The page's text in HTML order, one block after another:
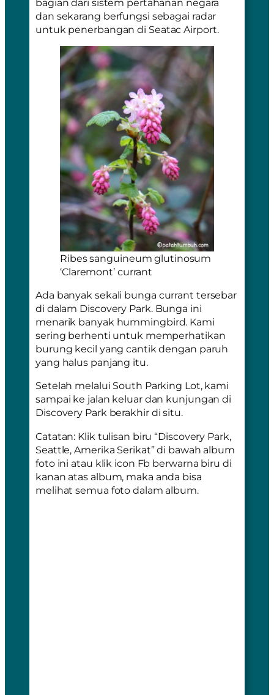
dan sekarang berfungsi sebagai radar
untuk penerbangan di Seatac Airport.
Ribes sanguineum glutinosum
‘Claremont’ currant
Ada banyak sekali bunga currant tersebar
di dalam Discovery Park. Bunga ini
menarik banyak hummingbird. Kami
sering berhenti untuk memperhatikan
burung kecil yang cantik dengan paruh
yang halus panjang itu.
Setelah melalui South Parking Lot, kami
sampai ke jalan keluar dan kunjungan di
Discovery Parkberakhir di situ.
Catatan: Klik tulisan biru “Discovery Park,
Seattle, Amerika Serikat” di bawah album
foto ini atau klik icon Fb berwarna biru di
kanan atas album, maka anda bisa
melihat semua foto dalam album.